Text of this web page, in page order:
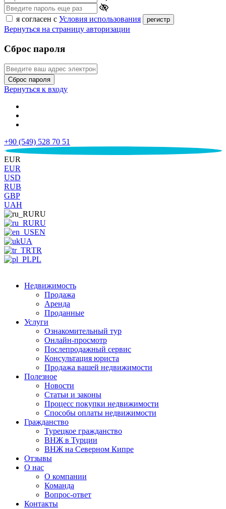
я согласен с Условия использования регистр
Вернуться на страницу авторизации
Сброс пароля
Сброс пароля
Вернуться к входу
+90 (549) 528 70 51
€
EUR
EUR
USD
RUB
GBP
UAH
RU
RU
EN
UA
TR
PL
Недвижимость
Продажа
Аренда
Проданные
Услуги
Ознакомительный тур
Онлайн-просмотр
Послепродажный сервис
Консультация юриста
Продажа вашей недвижимости
Полезное
Новости
Статьи и законы
Процесс покупки недвижимости
Способы оплаты недвижимости
Гражданство
Турецкое гражданство
ВНЖ в Турции
ВНЖ на Северном Кипре
Отзывы
О нас
О компании
Команда
Вопрос-ответ
Контакты